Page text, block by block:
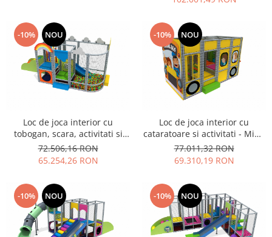
Ghivece din beton
Stalpi stradali
Stalpi camere video
Stalpi / bolarzi de delimitare
pentru trotuar
Tomberoane si Pubele de Gunoi
Magazie pubele / tomberoane
Mobilier urban DIZABILITATI
-10% NOU
Loc de joca interior cu
tobogan, scara, activitati si
piscina cu bile - Mim-3001
72.506,16 RON
65.254,26 RON
-10% NOU
Loc de joca interior cu
cataratoare si activitati - Mim-
3003
77.011,32 RON
69.310,19 RON
-10% NOU -10% NOU